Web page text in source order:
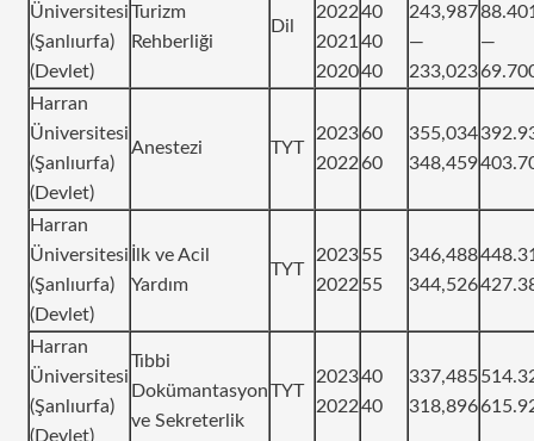
Üniversitesi
(Şanlıurfa)
(Devlet)
Turizm
Rehberliği
Dil
2022
2021
2020
40
40
40
243,987
—
233,023
—
Harran
Üniversitesi
(Şanlıurfa)
(Devlet)
Anestezi TYT
2023
2022
60
60
355,034
348,459
Harran
Üniversitesi
(Şanlıurfa)
(Devlet)
İlk ve Acil
Yardım
TYT
2023
2022
55
55
346,488
344,526
Harran
Üniversitesi
(Şanlıurfa)
(Devlet)
Tıbbi
Dokümantasyon
ve Sekreterlik
TYT
2023
2022
40
40
337,485
318,896